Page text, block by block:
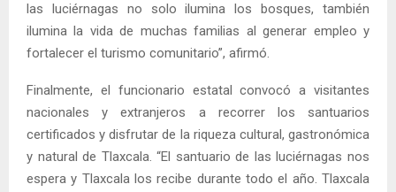
las luciérnagas no solo ilumina los bosques, también
ilumina la vida de muchas familias al generar empleo y
fortalecer el turismo comunitario”, afirmó.
Finalmente, el funcionario estatal convocó a visitantes
nacionales y extranjeros a recorrer los santuarios
certificados y disfrutar de la riqueza cultural, gastronómica
y natural de Tlaxcala. “El santuario de las luciérnagas nos
espera y Tlaxcala los recibe durante todo el año. Tlaxcala